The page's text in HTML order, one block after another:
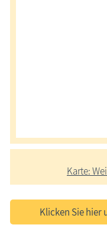
Karte:
Klicken Sie hier